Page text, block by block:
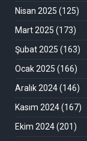
Nisan 2025 (125)
Mart 2025 (173)
Şubat 2025 (163)
Ocak 2025 (166)
Aralık 2024(146)
Kasım 2024(167)
Ekim 2024(201)